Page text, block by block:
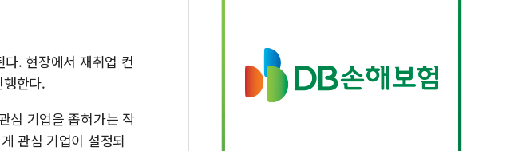
. 현장에서 재취업 컨
한다.
심 기업을 좁혀가는 작
관심 기업이 설정되